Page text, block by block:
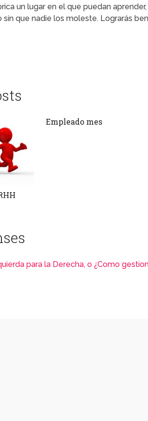
un lugar en el que puedan
sin que nadie los moleste. Lograrás
Empleado mes
para la Derecha, o ¿Como